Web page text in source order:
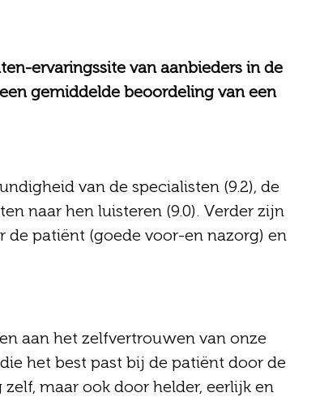
ervaringssite van aanbieders in de
gemiddelde beoordeling van een
van de specialisten (9.2), de
naar hen luisteren (9.0). Verder zijn
de patiënt (goede voor-en nazorg) en
aan het zelfvertrouwen van onze
het best past bij de patiënt door de
maar ook door helder, eerlijk en